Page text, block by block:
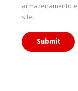
armazenamento
site.
Submit